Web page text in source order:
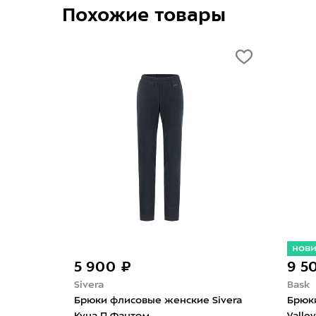
Похожие товары
5 900 ₽
Sivera
Брюки флисовые женские Sivera
9
Bask